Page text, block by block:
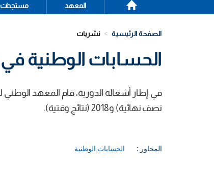
Main
navigation
الرئيسية
المعهد مستجدات
الصفحة الرئيسية نشريات
الحسابات الوطنية في 2018
نصف نهائية) و2018 (نتائج وقتية).
المحاور : الحسابات الوطنية